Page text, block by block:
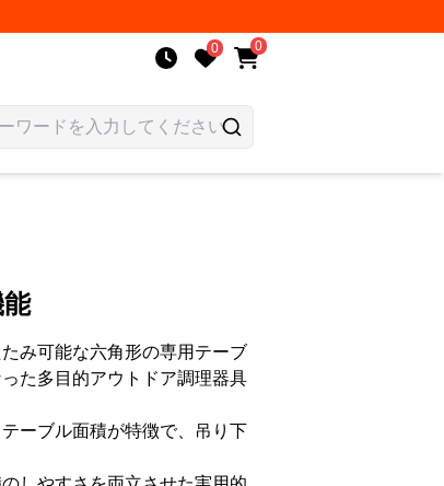
0 0
み可能な六角形の専用テーブ
た多目的アウトドア調理器具
ーブル面積が特徴で、吊り下